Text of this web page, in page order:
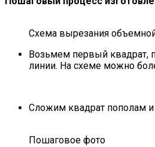
Схема вырезания
Возьмем первый квадрат,
линии. На схеме можно
Сложим квадрат пополам и
Пошаговое фото